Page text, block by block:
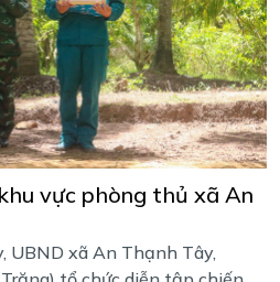
vực phòng thủ xã An
UBND xã An Thạnh Tây,